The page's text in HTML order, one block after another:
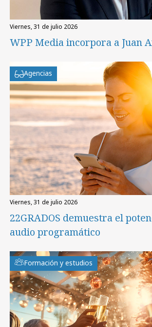
viernes, 31 de julio 2026
WPP Media incorpora a Juan
Agencias
viernes, 31 de julio 2026
22GRADOS demuestra el
audio programático
Formación y estudios